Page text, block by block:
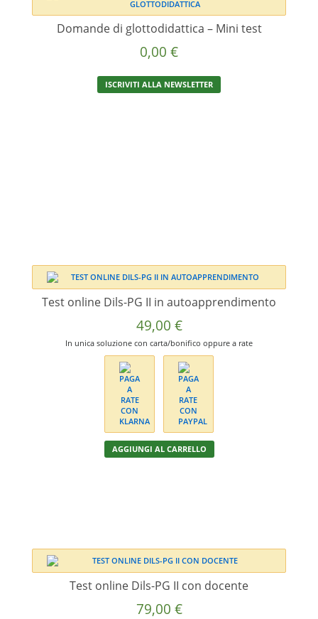
Domande di glottodidattica – Mini test
0,00 €
ISCRIVITI ALLA NEWSLETTER
Test online Dils-PG II in autoapprendimento
49,00 €
In unica soluzione con carta/bonifico oppure a rate
AGGIUNGI AL CARRELLO
Test online Dils-PG II con docente
79,00 €